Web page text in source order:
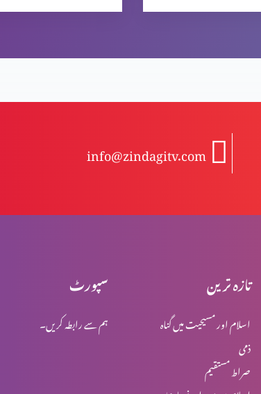
info@zindagitv.com
سپورٹ
ہم سے رابطہ کریں۔
تازہ ترین
اسلام اور مسیحیت میں گناہ
ذمی
صراط مستقیم